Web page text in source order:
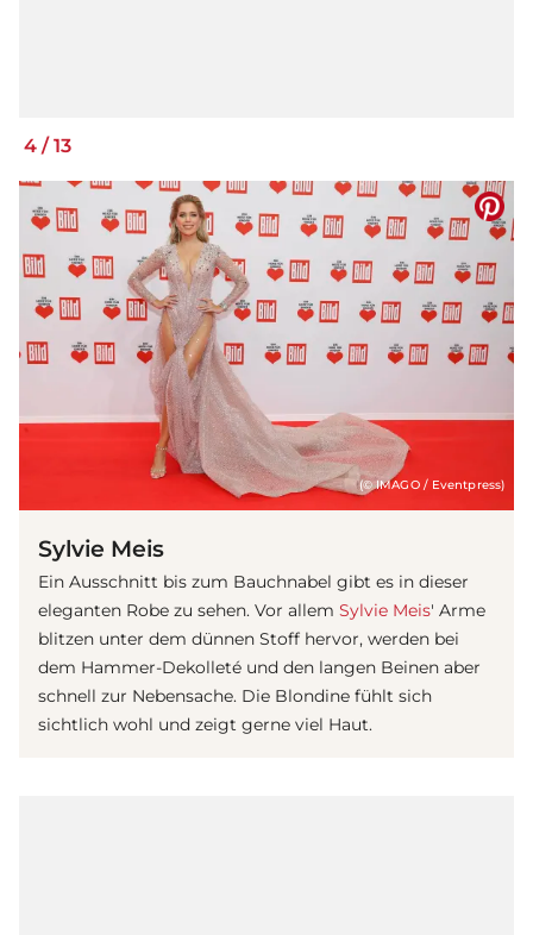
4 /13
(© IMAGO / Eventpress)
Sylvie Meis
Ein Ausschnitt bis zum Bauchnabel gibt es in dieser
eleganten Robe zu sehen. Vor allem Sylvie Meis' Arme
blitzen unter dem dünnen Stoff hervor, werden bei
dem Hammer-Dekolleté und den langen Beinen aber
schnell zur Nebensache. Die Blondine fühlt sich
sichtlich wohl und zeigt gerne viel Haut.